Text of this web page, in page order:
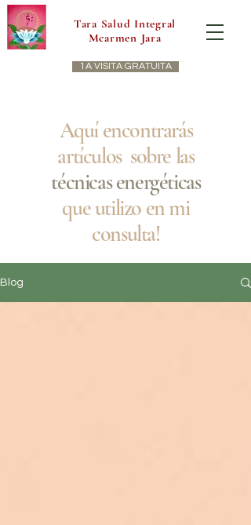
Tara Salud Integral
Mcarmen Jara
1A VISITA GRATUITA
Aquí encontrarás
artículos sobre las
técnicas energéticas
que utilizo en mi
consulta!
Blog